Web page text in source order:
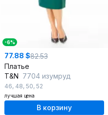
-6%
77.88 $82.53
Платье
T&N 7704 изумруд
46, 48, 50, 52
лучшая цена
В корзину